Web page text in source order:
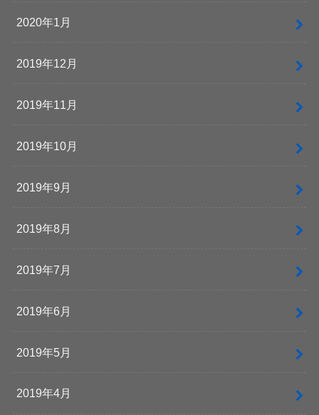
2020年1月
2019年12月
2019年11月
2019年10月
2019年9月
2019年8月
2019年7月
2019年6月
2019年5月
2019年4月